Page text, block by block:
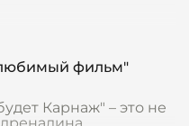
фильм"
Карнаж" – это не